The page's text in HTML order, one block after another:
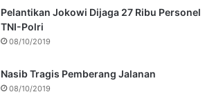
Pelantikan Jokowi Dijaga 27 Ribu Personel
TNI-Polri
08/10/2019
Nasib Tragis Pemberang Jalanan
08/10/2019